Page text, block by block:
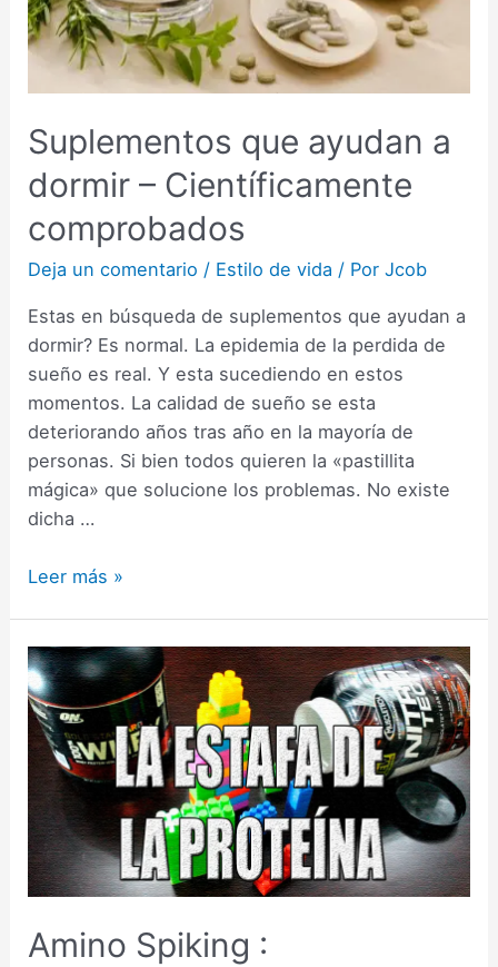
Suplementos que ayudan a
dormir – Científicamente
comprobados
Deja un comentario / Estilo de vida / PorJcob
Estas en búsqueda de suplementos que ayudan a
dormir? Es normal. La epidemia de la perdida de
sueño es real. Y esta sucediendo en estos
momentos. La calidad de sueño se esta
deteriorando años tras año en la mayoría de
personas. Si bien todos quieren la «pastillita
mágica» que solucione los problemas. No existe
dicha …
Suplementos
a
dormir
–
Científicamente
comprobados
Leer más »
Amino Spiking :